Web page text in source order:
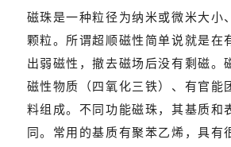
磁珠是一种粒径为纳米或微米大小
颗粒。所谓超顺磁性简单说就是在
出弱磁性，撤去磁场后没有剩磁。
磁性物质（四氧化三铁）、有官能
料组成。不同功能磁珠，其基质和
同。常用的基质有聚苯乙烯，具有